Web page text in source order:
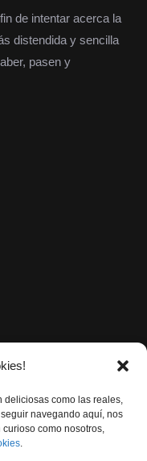
deliciosas como las reales,
navegando aquí, nos
como nosotros,
.
de intentar acerca la
distendida y sencilla
pasen y